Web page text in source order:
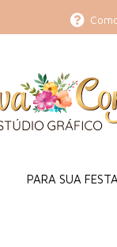
PARA SUA FESTA